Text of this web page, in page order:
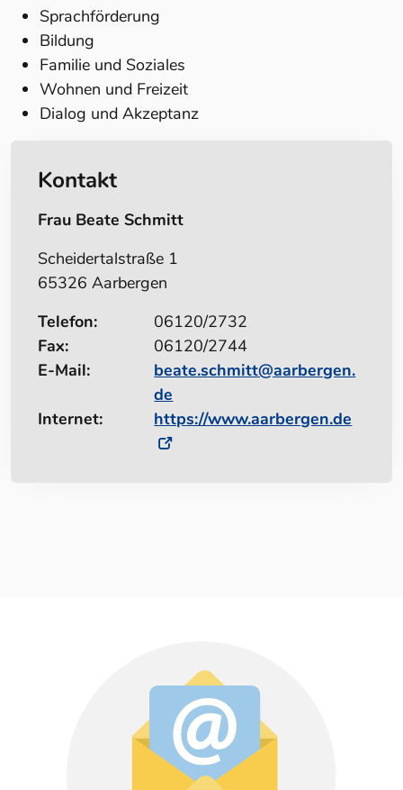
Sprachförderung
Bildung
Familie und Soziales
Wohnen und Freizeit
Dialog und Akzeptanz
Kontakt
Frau Beate Schmitt
Scheidertalstraße 1
65326 Aarbergen
Telefon:
06120/2732
Fax:
06120/2744
E-Mail:
beate.schmitt@aarbergen.
de
Internet:
https://www.aarbergen.de